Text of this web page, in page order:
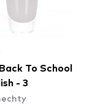
To School
- 3